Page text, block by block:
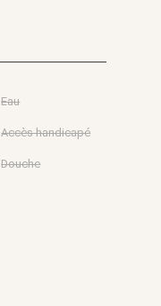
Eau
Accès handicapé
Douche